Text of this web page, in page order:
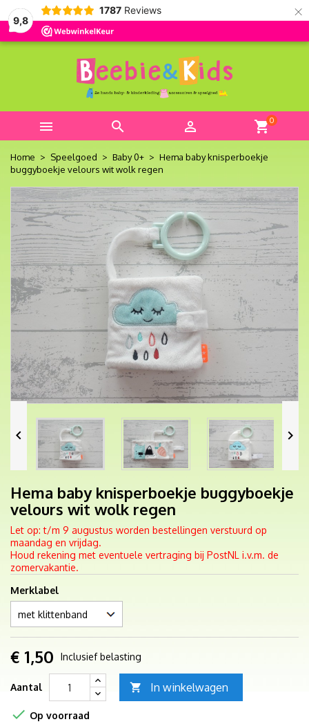
9,8
1787 Reviews ×
   shopping_cart0
Home Speelgoed Baby 0+
Hema baby knisperboekje
buggyboekje velours wit wolk regen
 
Hema baby knisperboekje buggyboekje
velours wit wolk regen
Let op: t/m 9 augustus worden bestellingen verstuurd op
maandag en vrijdag.
Houd rekening met eventuele vertraging bij PostNL i.v.m. de
zomervakantie.
Merklabel
€ 1,50 Inclusief belasting
Aantal  In winkelwagen
 Op voorraad